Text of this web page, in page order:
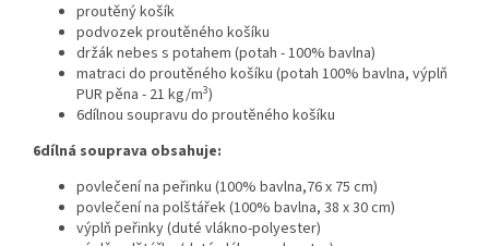
proutěný košík
podvozek proutěného košíku
držák nebes s potahem (potah - 100% bavlna)
matraci do proutěného košíku (potah 100% bavlna, výplň
PUR pěna - 21 kg/m3)
6dílnou soupravu do proutěného košíku
6dílná souprava obsahuje:
povlečení na peřinku (100% bavlna,76 x 75 cm)
povlečení na polštářek (100% bavlna, 38 x 30 cm)
výplň peřinky (duté vlákno-polyester)